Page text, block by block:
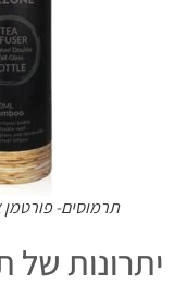
תרמוסים- פורטמן
יתרונות